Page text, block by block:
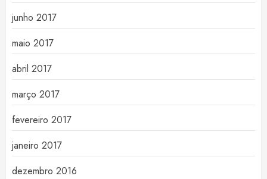
junho 2017
maio 2017
abril 2017
março 2017
fevereiro 2017
janeiro 2017
dezembro 2016